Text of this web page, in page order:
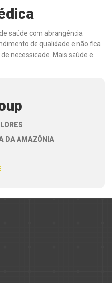
saúde com abrangência
de qualidade e não fica
necessidade. Mais saúde e
DA AMAZÔNIA